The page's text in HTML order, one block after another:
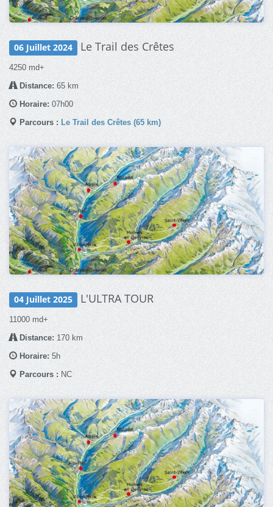
06 Juillet 2024 Le Trail des Crêtes
4250 md+
Distance:65 km
Horaire: 07h00
Parcours : Le Trail des Crêtes (65 km)
04 Juillet 2025 L'ULTRA TOUR
11000 md+
Distance:170 km
Horaire:5h
Parcours :NC